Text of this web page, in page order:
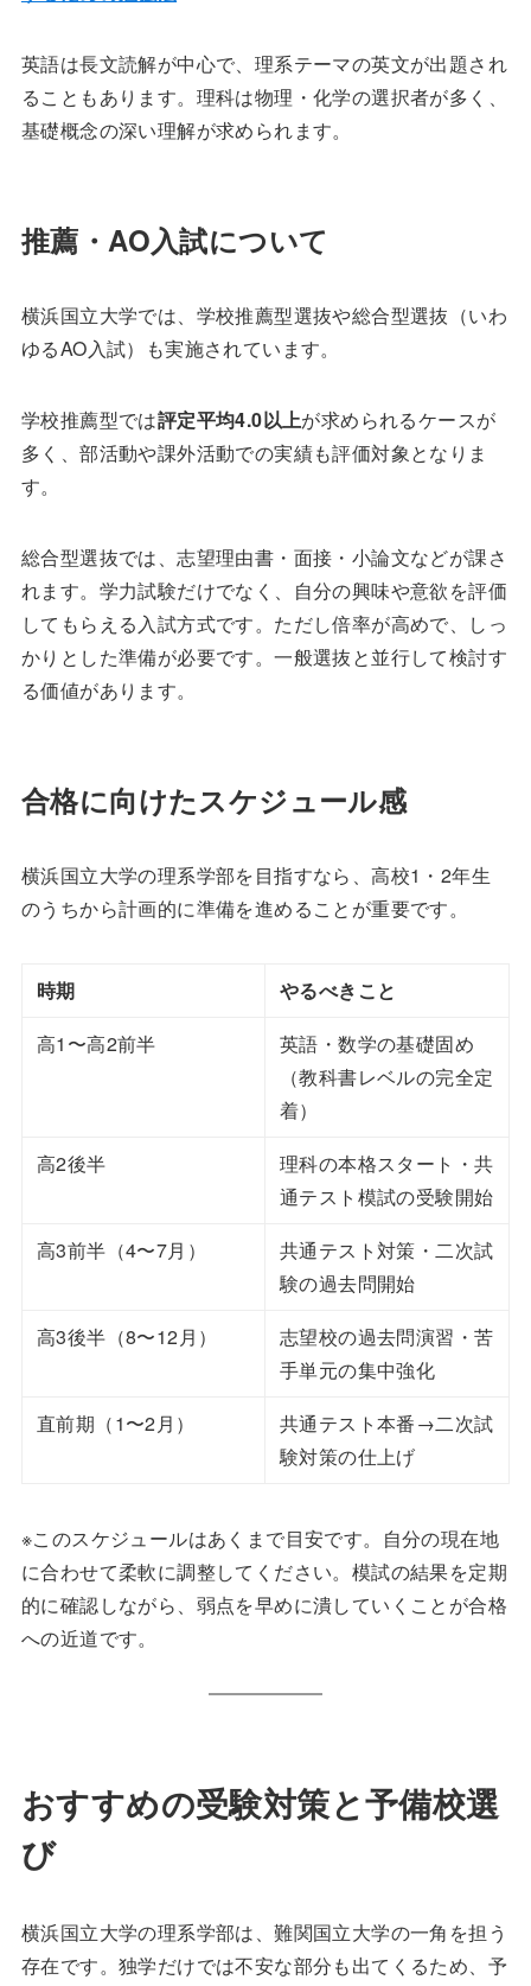
英語は長文読解が中心で、理系テーマの英文が出題され
ることもあります。理科は物理・化学の選択者が多く、
基礎概念の深い理解が求められます。
推薦・AO入試について
横浜国立大学では、学校推薦型選抜や総合型選抜（いわ
ゆるAO入試）も実施されています。
学校推薦型では評定平均4.0以上が求められるケースが
多く、部活動や課外活動での実績も評価対象となりま
す。
総合型選抜では、志望理由書・面接・小論文などが課さ
れます。学力試験だけでなく、自分の興味や意欲を評価
してもらえる入試方式です。ただし倍率が高めで、しっ
かりとした準備が必要です。一般選抜と並行して検討す
る価値があります。
合格に向けたスケジュール感
横浜国立大学の理系学部を目指すなら、高校1・2年生
のうちから計画的に準備を進めることが重要です。
時期
やるべきこと
高1〜高2前半
英語・数学の基礎固め
（教科書レベルの完全定
着）
高2後半
理科の本格スタート・共
通テスト模試の受験開始
高3前半（4〜7月）
共通テスト対策・二次試
験の過去問開始
高3後半（8〜12月）
志望校の過去問演習・苦
手単元の集中強化
直前期（1〜2月）
共通テスト本番→二次試
験対策の仕上げ
※このスケジュールはあくまで目安です。自分の現在地
に合わせて柔軟に調整してください。模試の結果を定期
的に確認しながら、弱点を早めに潰していくことが合格
への近道です。
おすすめの受験対策と予備校選
び
横浜国立大学の理系学部は、難関国立大学の一角を担う
存在です。独学だけでは不安な部分も出てくるため、予